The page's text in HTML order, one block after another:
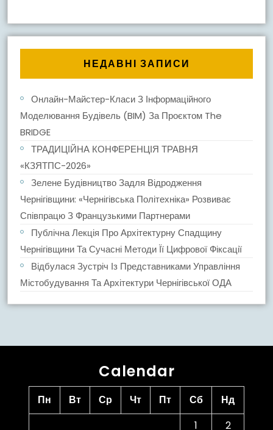
НЕДАВНІ ЗАПИСИ
Онлайн-Майстер-Класи З Інформаційного
Моделювання Будівель (BIM) За Проєктом The
BRIDGE
ТРАДИЦІЙНА КОНФЕРЕНЦІЯ ТРАВНЯ
«КЗЯТПС-2026»
Зелене Будівництво Задля Відродження
Чернігівщини: «Чернігівська Політехніка» Розвиває
Співпрацю З Французькими Партнерами
Публічна Лекція Про Архітектурну Спадщину
Чернігівщини Та Сучасні Методи Її Цифрової Фіксації
Відбулася Зустріч Із Представниками Управління
Містобудування Та Архітектури Чернігівської ОДА
Calendar
Пн Вт Ср Чт Пт Сб
Нд
1
2